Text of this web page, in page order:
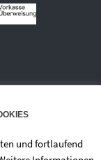
und fortlaufend